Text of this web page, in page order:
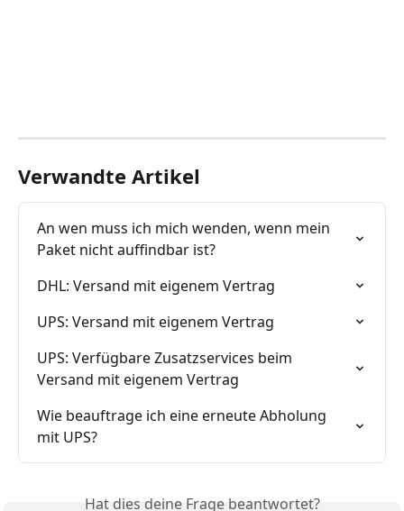
Verwandte Artikel
An wen muss ich mich wenden, wenn mein
Paket nicht auffindbar ist?
DHL: Versand mit eigenem Vertrag
UPS: Versand mit eigenem Vertrag
UPS: Verfügbare Zusatzservices beim
Versand mit eigenem Vertrag
Wie beauftrage ich eine erneute Abholung
mit UPS?
Hat dies deine Frage beantwortet?